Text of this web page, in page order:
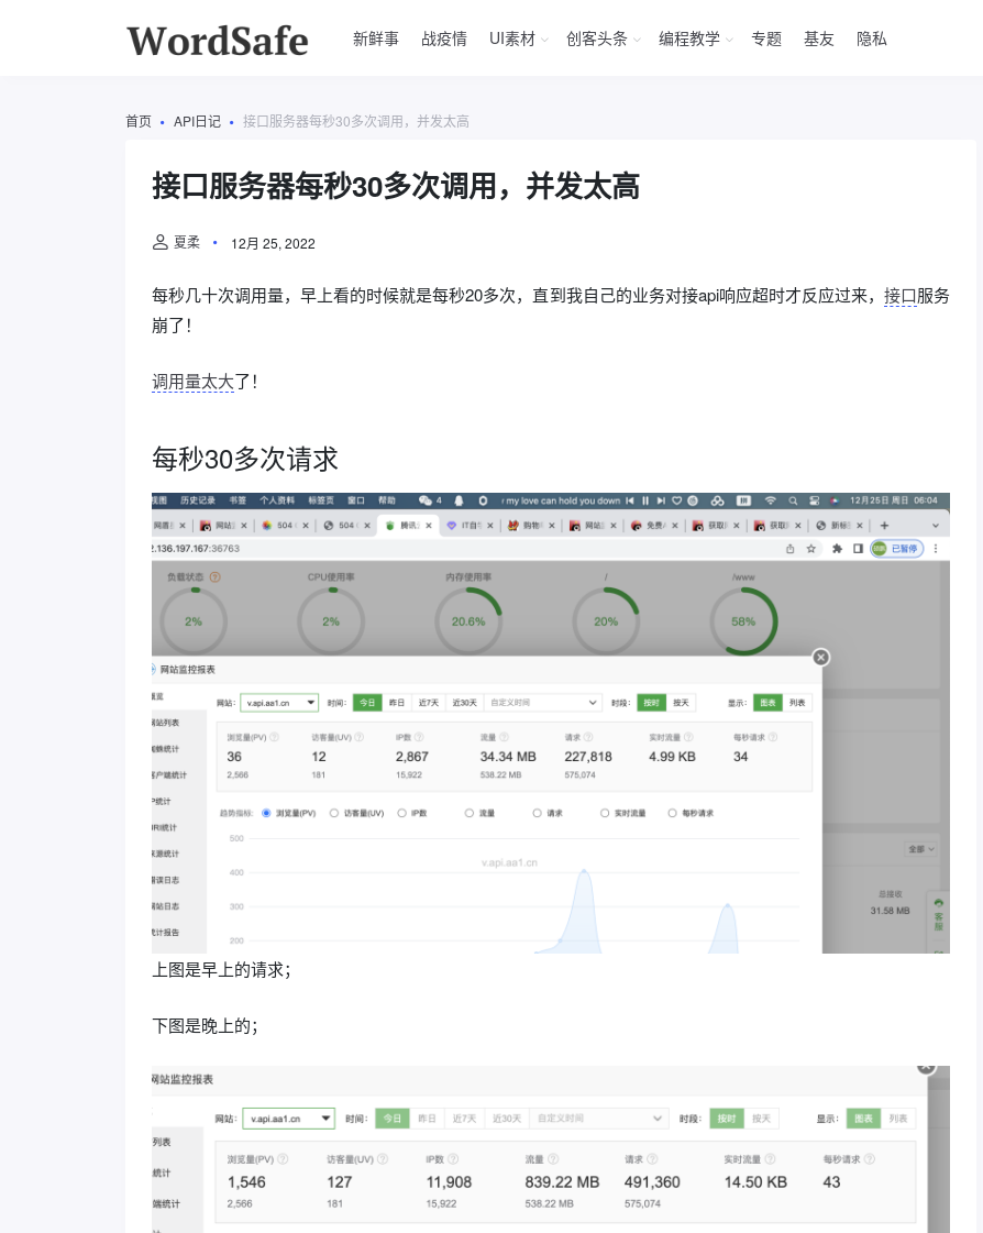
新鲜事 战疫情 UI素材 创客头条 编程教学 专题 基友 隐私
首页 API日记 接口服务器每秒30多次调用，并发太高
接口服务器每秒30多次调用，并发太高
夏柔 12月 25, 2022
每秒几十次调用量，早上看的时候就是每秒20多次，直到我自己的业务对接api响应超时才反应过来， 接口服务
崩了！
调用量太大了！
每秒30多次请求
上图是早上的请求；
下图是晚上的；